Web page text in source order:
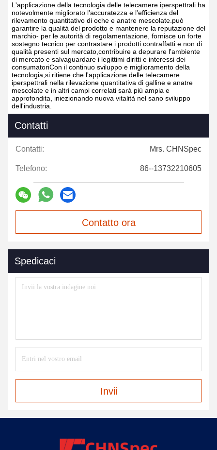
L'applicazione della tecnologia delle telecamere iperspettrali ha
notevolmente migliorato l'accuratezza e l'efficienza del
rilevamento quantitativo di oche e anatre mescolate.può
garantire la qualità del prodotto e mantenere la reputazione del
marchio- per le autorità di regolamentazione, fornisce un forte
sostegno tecnico per contrastare i prodotti contraffatti e non di
qualità presenti sul mercato,contribuire a depurare l'ambiente
di mercato e salvaguardare i legittimi diritti e interessi dei
consumatoriCon il continuo sviluppo e miglioramento della
tecnologia,si ritiene che l'applicazione delle telecamere
iperspettrali nella rilevazione quantitativa di galline e anatre
mescolate e in altri campi correlati sarà più ampia e
approfondita, iniezionando nuova vitalità nel sano sviluppo
dell'industria.
Contatti
Contatti: Mrs. CHNSpec
Telefono: 86--13732210605
Contatto ora
Spedicaci
Invii